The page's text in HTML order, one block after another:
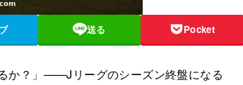
送る Pocket
か？」——Jリーグのシーズン終盤になる